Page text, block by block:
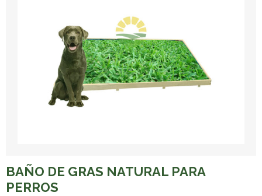
BAÑO DE GRAS NATURAL PARA
PERROS